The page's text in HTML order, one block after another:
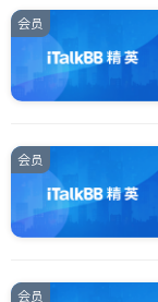
会员
会员
会员